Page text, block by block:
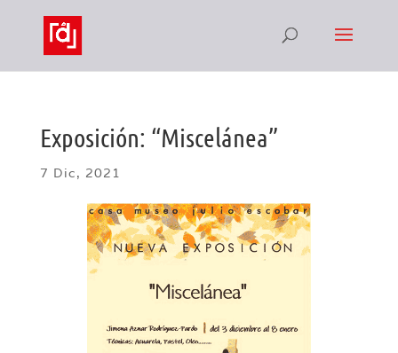
Exposición: “Miscelánea”
7 Dic, 2021